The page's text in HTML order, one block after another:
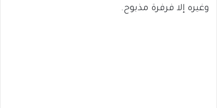
وغيره إلا فرفرة مذبوح.